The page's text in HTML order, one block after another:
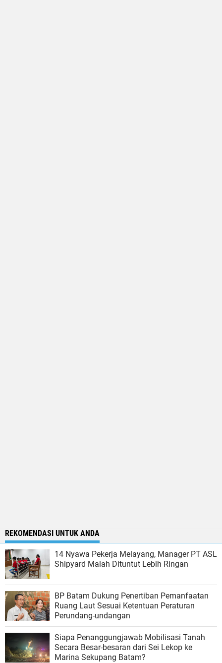
REKOMENDASI UNTUK ANDA
14 Nyawa Pekerja Melayang, Manager PT ASL
Shipyard Malah Dituntut Lebih Ringan
BP Batam Dukung Penertiban Pemanfaatan
Ruang Laut Sesuai Ketentuan Peraturan
Perundang-undangan
Siapa Penanggungjawab Mobilisasi Tanah
Secara Besar-besaran dari Sei Lekop ke
Marina Sekupang Batam?